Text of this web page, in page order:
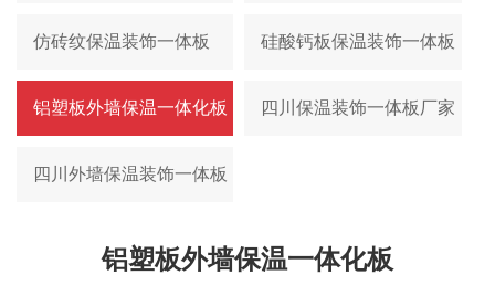
仿砖纹保温装饰一体板 硅酸钙板保温装饰一体板
铝塑板外墙保温一体化板 四川保温装饰一体板厂家
四川外墙保温装饰一体板
铝塑板外墙保温一体化板